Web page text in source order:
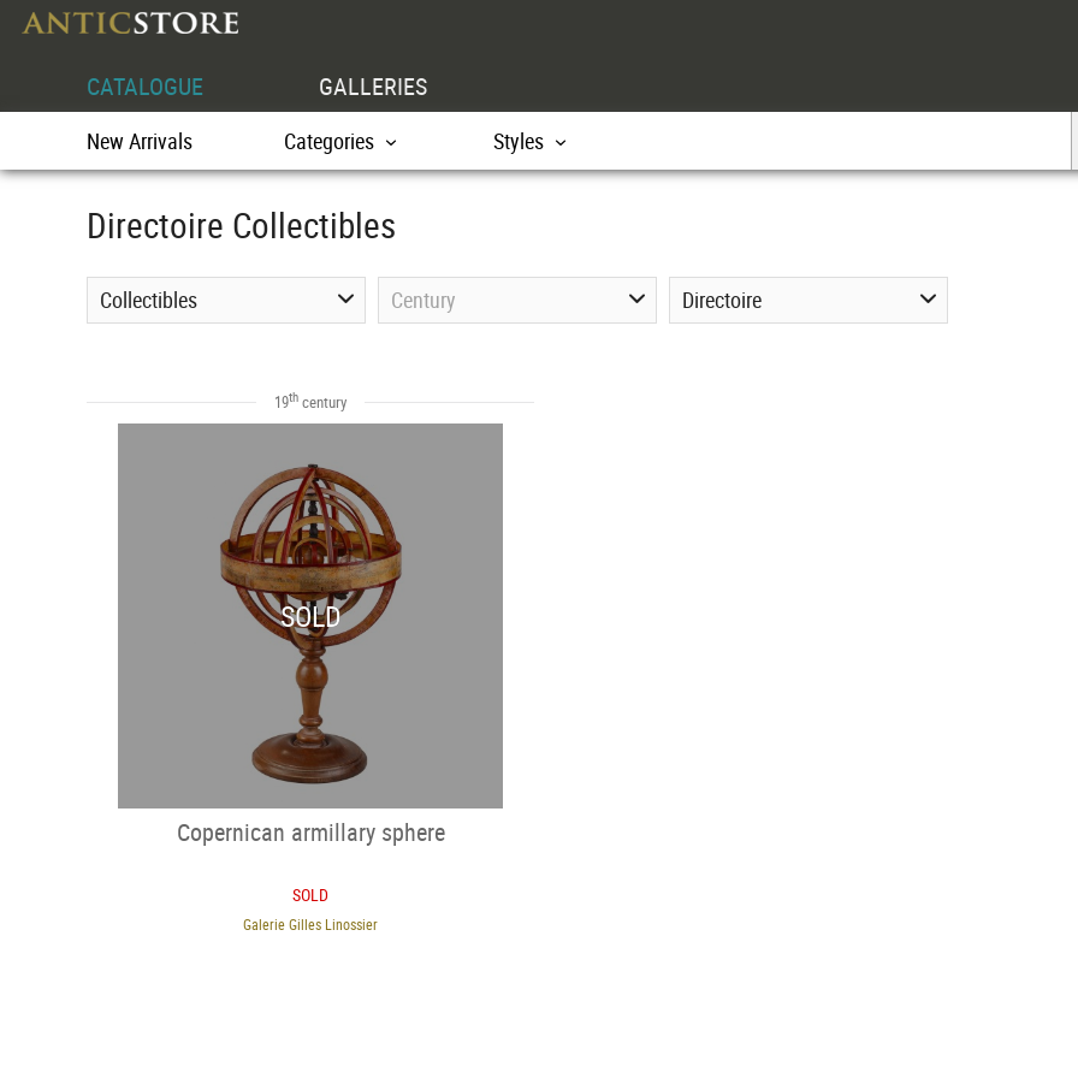
CATALOGUE GALLERIES
New Arrivals Categories Styles
Directoire Collectibles
Collectibles Century Directoire
19th century
SOLD
Copernican armillary sphere
SOLD
Galerie Gilles Linossier